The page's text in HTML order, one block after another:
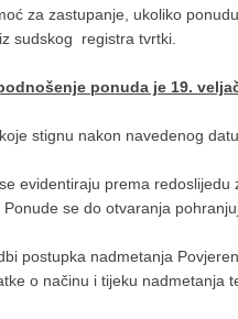
za zastupanje, ukoliko
sudskog registra tvrtki.
ponuda je 19.
stignu nakon navedenog
evidentiraju prema
Ponude se do otvaranja
postupka nadmetanja
o načinu i tijeku nadmetanja